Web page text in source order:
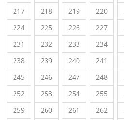
217
218 219 220
224
225 226 227
231
232 233 234
238
239 240 241
245
246 247 248
252
253 254 255
259
260 261 262